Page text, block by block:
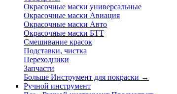
Окрасочные маски универсальные
Окрасочные маски Авиация
Окрасочные маски Авто
Окрасочные маски БТТ
Смешивание красок
Подставки, чистка
Переходники
Запчасти
Больше Инструмент для покраски →
Ручной инструмент